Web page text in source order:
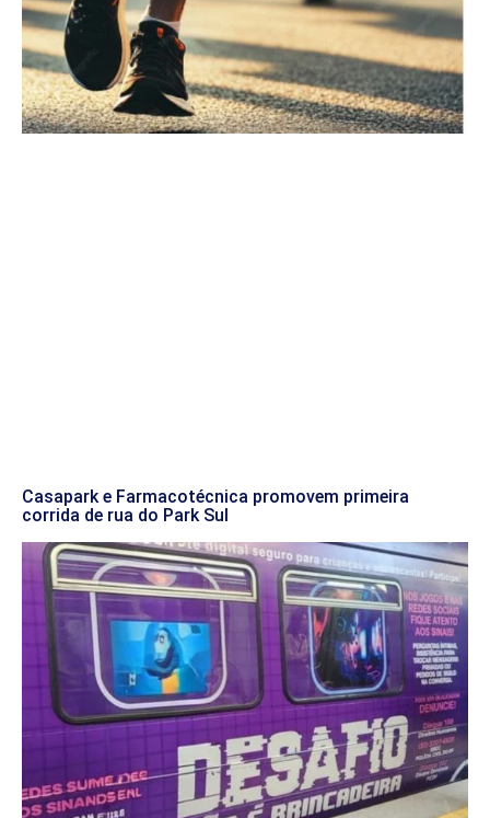
Casapark e Farmacotécnica promovem primeira
corrida de rua do Park Sul